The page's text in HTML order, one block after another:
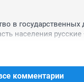
в государственных
населения русские
комментарии